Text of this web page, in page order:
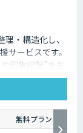
・構造化し、
サービスです。
印象記録”を生
無料プラン